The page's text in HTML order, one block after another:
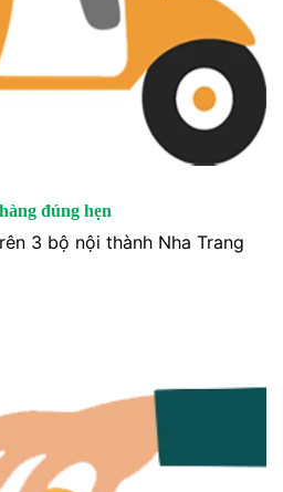
đúng hẹn
3 bộ nội thành Nha Trang